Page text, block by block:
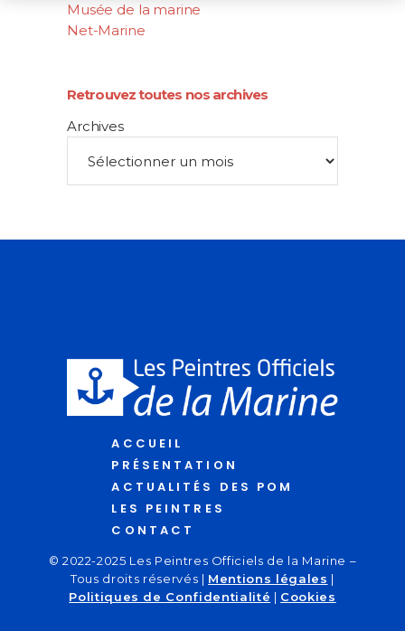
Musée de la marine
Net-Marine
Retrouvez toutes nos archives
Archives
ACCUEIL
PRÉSENTATION
ACTUALITÉS DES POM
LES PEINTRES
CONTACT
© 2022-2025 Les Peintres Officiels de la Marine –
Tous droits réservés | Mentions légales |
Politiques de Confidentialité | Cookies